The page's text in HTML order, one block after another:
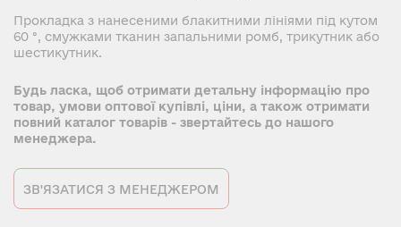
Прокладка з нанесеними блакитними лініями під кутом
60 °, смужками тканин запальними ромб, трикутник або
шестикутник.
Будь ласка, щоб отримати детальну інформацію про
товар, умови оптової купівлі, ціни, а також отримати
повний каталог товарів - звертайтесь до нашого
менеджера.
ЗВ'ЯЗАТИСЯ З МЕНЕДЖЕРОМ